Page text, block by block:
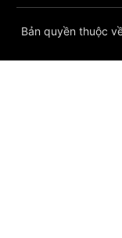
Bản quyền thuộc